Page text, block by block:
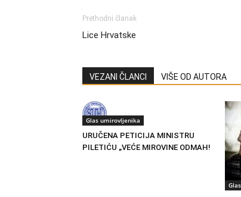
Prethodni članak
Lice Hrvatske
VEZANI ČLANCI VIŠE OD AUTORA
Glas umirovljenika
URUČENA PETICIJA MINISTRU
PILETIĆU „VEĆE MIROVINE ODMAH!